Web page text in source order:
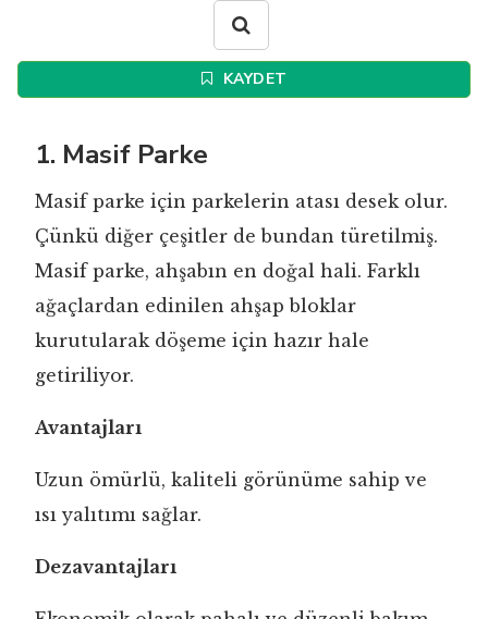
KAYDET
1. Masif Parke
Masif parke için parkelerin atası desek olur.
Çünkü diğer çeşitler de bundan türetilmiş.
Masif parke, ahşabın en doğal hali. Farklı
ağaçlardan edinilen ahşap bloklar
kurutularak döşeme için hazır hale
getiriliyor.
Avantajları
Uzun ömürlü, kaliteli görünüme sahip ve
ısı yalıtımı sağlar.
Dezavantajları